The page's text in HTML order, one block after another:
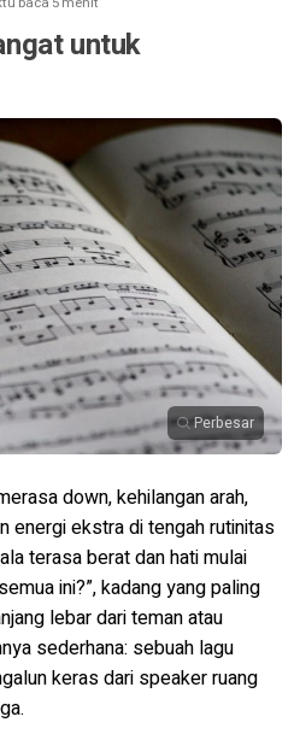
untuk
Perbesar
down, kehilangan arah,
energi ekstra di tengah rutinitas
terasa berat dan hati mulai
ini?”, kadang yang paling
lebar dari teman atau
sederhana: sebuah lagu
keras dari speaker ruang